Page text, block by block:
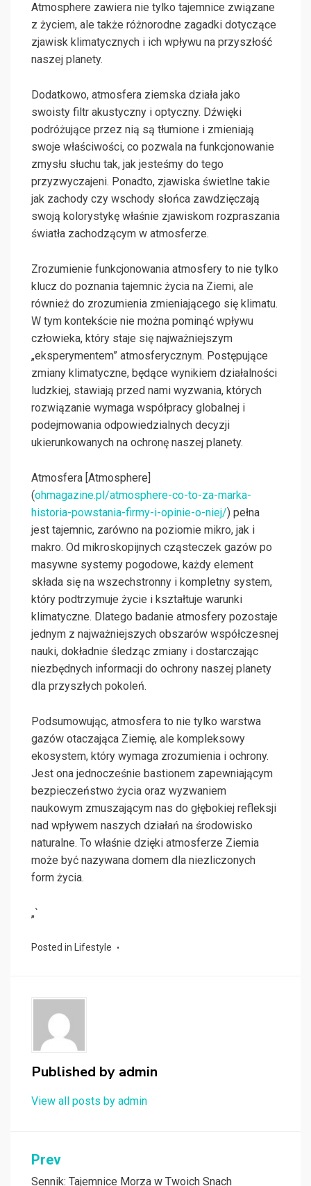
Atmosphere zawiera nie tylko tajemnice związane
z życiem, ale także różnorodne zagadki dotyczące
zjawisk klimatycznych i ich wpływu na przyszłość
naszej planety.
Dodatkowo, atmosfera ziemska działa jako
swoisty filtr akustyczny i optyczny. Dźwięki
podróżujące przez nią są tłumione i zmieniają
swoje właściwości, co pozwala na funkcjonowanie
zmysłu słuchu tak, jak jesteśmy do tego
przyzwyczajeni. Ponadto, zjawiska świetlne takie
jak zachody czy wschody słońca zawdzięczają
swoją kolorystykę właśnie zjawiskom rozpraszania
światła zachodzącym w atmosferze.
Zrozumienie funkcjonowania atmosfery to nie tylko
klucz do poznania tajemnic życia na Ziemi, ale
również do zrozumienia zmieniającego się klimatu.
W tym kontekście nie można pominąć wpływu
człowieka, który staje się najważniejszym
„eksperymentem” atmosferycznym. Postępujące
zmiany klimatyczne, będące wynikiem działalności
ludzkiej, stawiają przed nami wyzwania, których
rozwiązanie wymaga współpracy globalnej i
podejmowania odpowiedzialnych decyzji
ukierunkowanych na ochronę naszej planety.
Atmosfera [Atmosphere]
(ohmagazine.pl/atmosphere-co-to-za-marka-
historia-powstania-firmy-i-opinie-o-niej/) pełna
jest tajemnic, zarówno na poziomie mikro, jak i
makro. Od mikroskopijnych cząsteczek gazów po
masywne systemy pogodowe, każdy element
składa się na wszechstronny i kompletny system,
który podtrzymuje życie i kształtuje warunki
klimatyczne. Dlatego badanie atmosfery pozostaje
jednym z najważniejszych obszarów współczesnej
nauki, dokładnie śledząc zmiany i dostarczając
niezbędnych informacji do ochrony naszej planety
dla przyszłych pokoleń.
Podsumowując, atmosfera to nie tylko warstwa
gazów otaczająca Ziemię, ale kompleksowy
ekosystem, który wymaga zrozumienia i ochrony.
Jest ona jednocześnie bastionem zapewniającym
bezpieczeństwo życia oraz wyzwaniem
naukowym zmuszającym nas do głębokiej refleksji
nad wpływem naszych działań na środowisko
naturalne. To właśnie dzięki atmosferze Ziemia
może być nazywana domem dla niezliczonych
form życia.
„`
Posted in Lifestyle
Published by admin
View all posts by admin
Nawigacja
Prev
Sennik: Tajemnice Morza w Twoich Snach